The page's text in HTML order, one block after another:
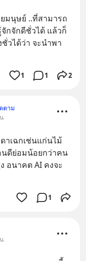
ยมนุษย์ ..ที่สามารถ
กจักดีชั่วได้ แล้วก็
วได้ว่า จะนำพา
1 1 2
ตาม
เฉกเช่นแก่นไม้
ดีย่อมน้อยกว่าคน
อนาคต AI คงจะ
1